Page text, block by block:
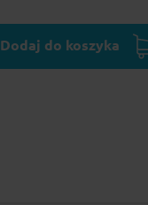
Dodaj do koszyka